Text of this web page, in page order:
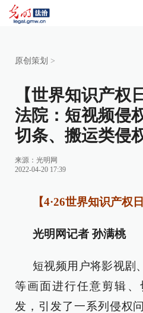
原创策划 >
【世界知识产权
法院：短视频侵
切条、搬运类侵
来源： 光明网
2022-04-20 17:39
【4·26世界知识产权日
光明网记者 孙满桃
短视频用户将影视剧
等画面进行任意剪辑
发，引发了一系列侵权